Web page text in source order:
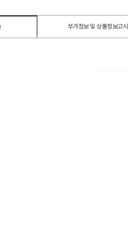
부가정보 및 상품정보고시